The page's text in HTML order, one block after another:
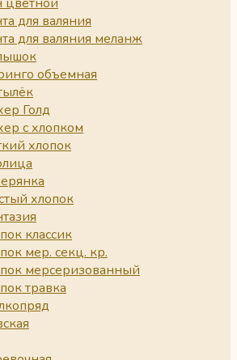
для валяния
для валяния меланж
объемная
Голд
с хлопком
хлопок
хлопок
классик
мер. секц. кр.
мерсеризованный
травка